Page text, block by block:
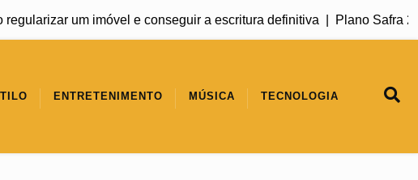
um imóvel e conseguir a escritura definitiva |Plano Safra 2026/
ENTRETENIMENTO MÚSICA TECNOLOGIA